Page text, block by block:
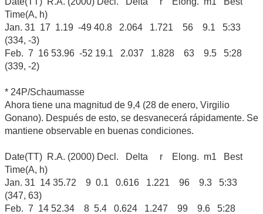
Time(A, h)
Jan. 31 17 1.19 -49 40.8 2.064 1.721 56 9.1 5:33
(334, -3)
Feb. 7 16 53.96 -52 19.1 2.037 1.828 63 9.5 5:28
(339, -2)
* 24P/Schaumasse
Ahora tiene una magnitud de 9,4 (28 de enero, Virgilio
Gonano). Después de esto, se desvanecerá rápidamente. Se
mantiene observable en buenas condiciones.
Date(TT) R.A. (2000) Decl. Delta r Elong. m1 Best
Time(A, h)
Jan. 31 14 35.72 9 0.1 0.616 1.221 96 9.3 5:33
(347, 63)
Feb. 7 14 52.34 8 5.4 0.624 1.247 99 9.6 5:28